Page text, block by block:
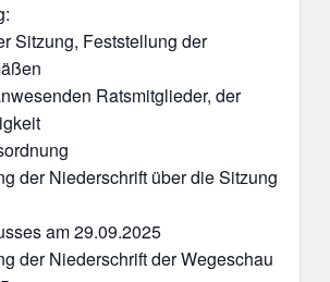
Sitzung, Feststellung der
Ratsmitglieder, der
der Niederschrift über die Sitzung
am 29.09.2025
der Niederschrift der Wegeschau